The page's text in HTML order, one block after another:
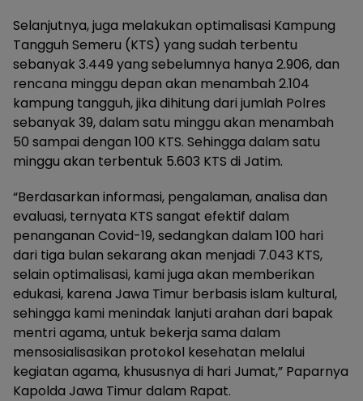
Selanjutnya, juga melakukan optimalisasi Kampung
Tangguh Semeru (KTS) yang sudah terbentu
sebanyak 3.449 yang sebelumnya hanya 2.906, dan
rencana minggu depan akan menambah 2.104
kampung tangguh, jika dihitung dari jumlah Polres
sebanyak 39, dalam satu minggu akan menambah
50 sampai dengan 100 KTS. Sehingga dalam satu
minggu akan terbentuk 5.603 KTS di Jatim.
“Berdasarkan informasi, pengalaman, analisa dan
evaluasi, ternyata KTS sangat efektif dalam
penanganan Covid-19, sedangkan dalam 100 hari
dari tiga bulan sekarang akan menjadi 7.043 KTS,
selain optimalisasi, kami juga akan memberikan
edukasi, karena Jawa Timur berbasis islam kultural,
sehingga kami menindak lanjuti arahan dari bapak
mentri agama, untuk bekerja sama dalam
mensosialisasikan protokol kesehatan melalui
kegiatan agama, khususnya di hari Jumat,” Paparnya
Kapolda Jawa Timur dalam Rapat.